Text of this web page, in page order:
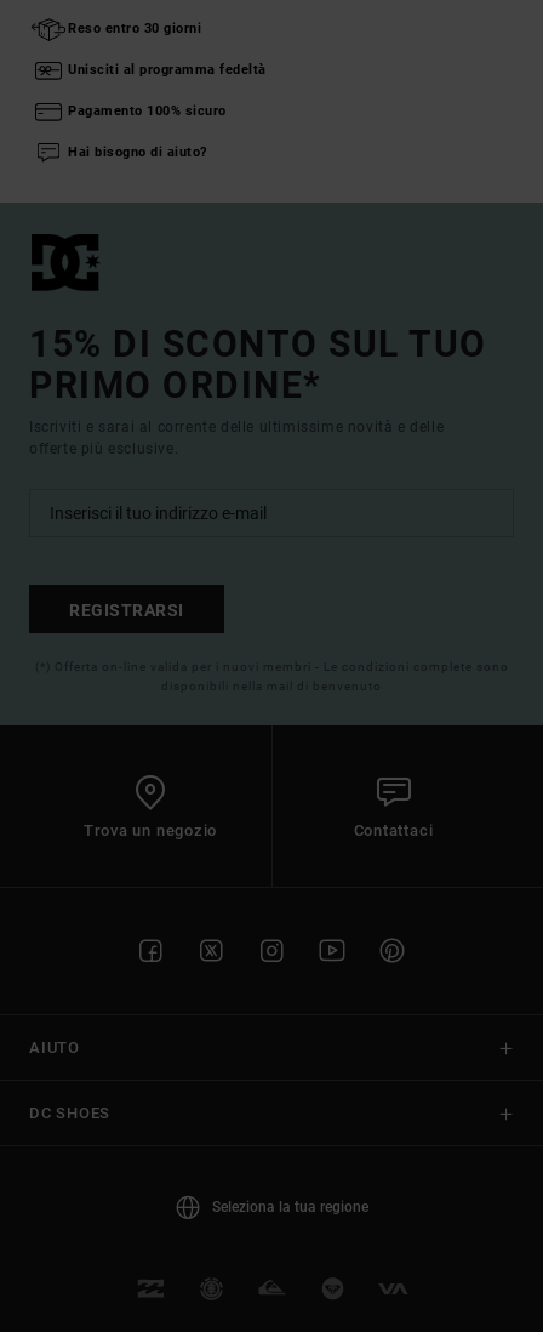
Reso entro 30 giorni
Unisciti al programma fedeltà
Pagamento 100% sicuro
Hai bisogno di aiuto?
15% DI SCONTO SUL TUO
PRIMO ORDINE*
Iscriviti e sarai al corrente delle ultimissime novità e delle
offerte più esclusive.
REGISTRARSI
(*) Offerta on-line valida per i nuovi membri - Le condizioni complete sono
disponibili nella mail di benvenuto
Trova un negozio Contattaci
AIUTO
DC SHOES
Seleziona la tua regione